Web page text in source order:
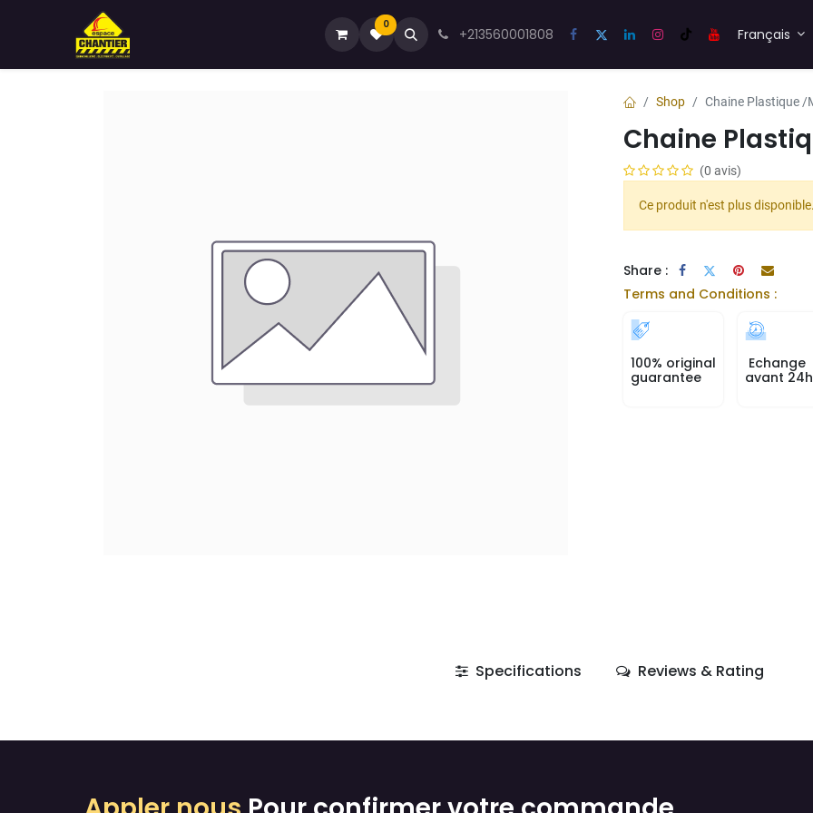
Contactez-nous💬 Forum Blog
0
+213560001808 Français
Shop Chaine Plastique /
Chaine
(0 avis)
Ce produit n'est plus disponible.
Share :
Terms and Conditions :
100% original
guarantee
Echange
avant 24h
Specifications Reviews & Rating